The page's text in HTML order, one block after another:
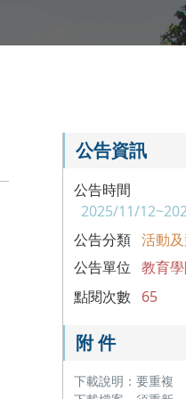
公告資訊
公告時間
2025/11/
公告分類 活動
公告單位 教育學
點閱次數 65
附 件
下載說明：要重複